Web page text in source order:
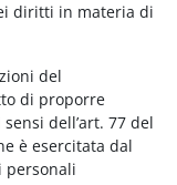
diritti in materia di
del
di proporre
dell’art. 77 del
è esercitata dal
personali